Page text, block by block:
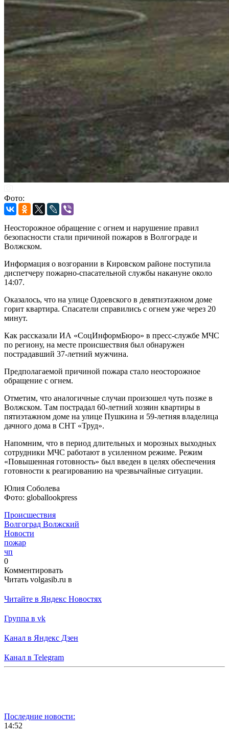
Фото:
Неосторожное обращение с огнем и нарушение правил
безопасности стали причиной пожаров в Волгограде и
Волжском.
Информация о возгорании в Кировском районе поступила
диспетчеру пожарно-спасательной службы накануне около
14:07.
Оказалось, что на улице Одоевского в девятиэтажном доме
горит квартира. Спасатели справились с огнем уже через 20
минут.
Как рассказали ИА «СоцИнформБюро» в пресс-службе МЧС
по региону, на месте происшествия был обнаружен
пострадавший 37-летний мужчина.
Предполагаемой причиной пожара стало неосторожное
обращение с огнем.
Отметим, что аналогичные случаи произошел чуть позже в
Волжском. Там пострадал 60-летний хозяин квартиры в
пятиэтажном доме на улице Пушкина и 59-летняя владелица
дачного дома в СНТ «Труд».
Напомним, что в период длительных и морозных выходных
сотрудники МЧС работают в усиленном режиме. Режим
«Повышенная готовность» был введен в целях обеспечения
готовности к реагированию на чрезвычайные ситуации.
Юлия Соболева
Фото: globallookpress
Происшествия
Волгоград Волжский
Новости
пожар
чп
0
Комментировать
Читать volgasib.ru в
Читайте в Яндекс Новостях
Группа в vk
Канал в Яндекс Дзен
Канал в Telegram
Последние новости:
14:52